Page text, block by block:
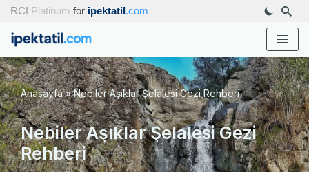
İçeriğe
geç
RCI Platinum for ipektatil.com
Anasayfa»Nebiler Aşıklar Şelalesi Gezi Rehberi
Nebiler Aşıklar Şelalesi Gezi
Rehberi